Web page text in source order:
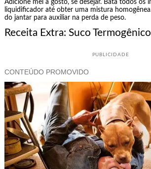
Adicione mel a gosto, se desejar. Bata todos os
liquidificador até obter uma mistura
do jantar para auxiliar na perda de peso.
Receita Extra: Suco
PUBLICIDADE